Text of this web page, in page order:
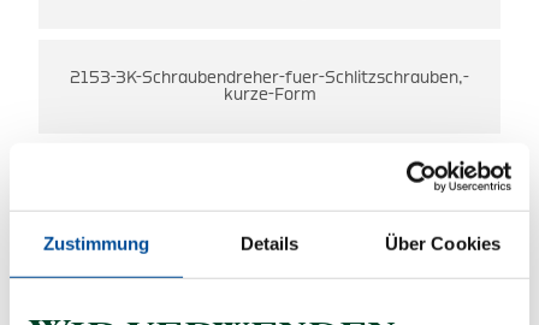
Zustimmung Details Über Cookies
2153-3K-Schraubendreher-fuer-Schlitzschrauben,-
kurze-Form
GEFUNDEN.